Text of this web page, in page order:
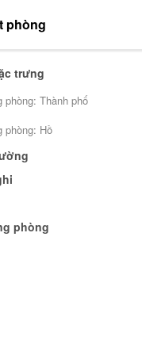
Đăng nhập
Lạt, Tỉnh Lâm Đồng -
phòng
trưng
phòng: Thành phố
phòng: Hồ
phòng